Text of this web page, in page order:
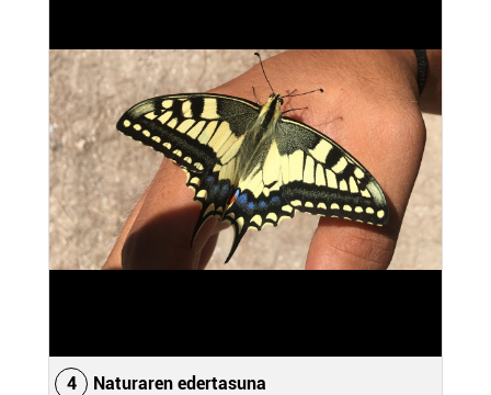
4 Naturaren edertasuna